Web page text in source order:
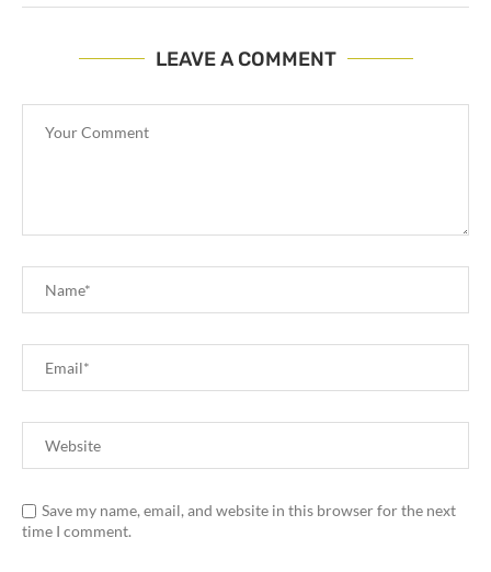
LEAVE A COMMENT
Save my name, email, and website in this browser for the next
time I comment.